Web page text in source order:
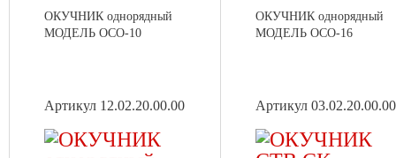
ОКУЧНИК однорядный
МОДЕЛЬ ОСО-10
Артикул 12.02.20.00.00
ОКУЧНИК однорядный
МОДЕЛЬ ОСО-16
Артикул 03.02.20.00.00